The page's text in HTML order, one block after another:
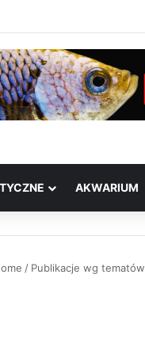
AKWARIUM
/ Publikacje wg tematów